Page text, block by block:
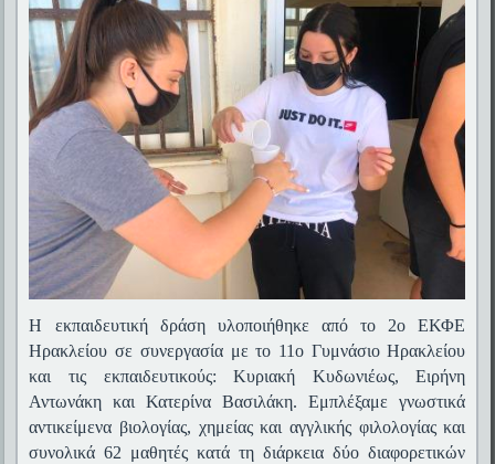
Η εκπαιδευτική δράση υλοποιήθηκε από το 2ο ΕΚΦΕ
Ηρακλείου σε συνεργασία με το 11ο Γυμνάσιο Ηρακλείου
και τις εκπαιδευτικούς: Κυριακή Κυδωνιέως, Ειρήνη
Αντωνάκη και Κατερίνα Βασιλάκη. Εμπλέξαμε γνωστικά
αντικείμενα βιολογίας, χημείας και αγγλικής φιλολογίας και
συνολικά 62 μαθητές κατά τη διάρκεια δύο διαφορετικών